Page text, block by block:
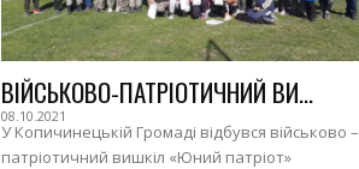
ВІЙСЬКОВО-ПАТРІОТИЧНИЙ ВИ...
08.10.2021
У Копичинецькій Громаді відбувся військово –
патріотичний вишкіл «Юний патріот»